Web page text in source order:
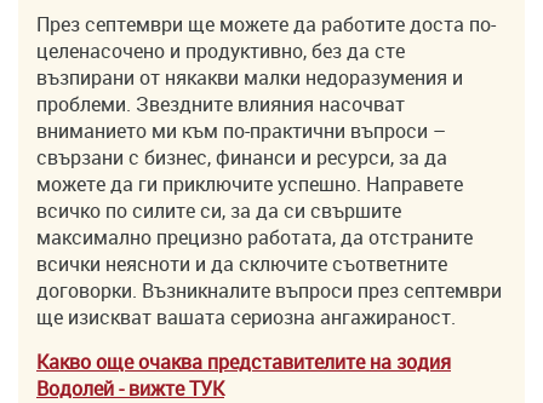
През септември ще можете да работите доста по-
целенасочено и продуктивно, без да сте
възпирани от някакви малки недоразумения и
проблеми. Звездните влияния насочват
вниманието ми към по-практични въпроси –
свързани с бизнес, финанси и ресурси, за да
можете да ги приключите успешно. Направете
всичко по силите си, за да си свършите
максимално прецизно работата, да отстраните
всички неясноти и да сключите съответните
договорки. Възникналите въпроси през септември
ще изискват вашата сериозна ангажираност.
Какво още очаква представителите на зодия
Водолей - вижте ТУK